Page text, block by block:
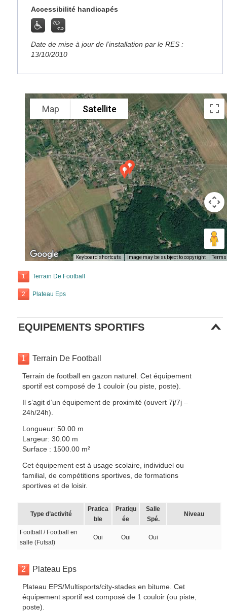
Accessibilité handicapés
Date de mise à jour de l’installation par le RES :
13/10/2010
Map Satellite
Keyboard shortcuts Image may be subject to copyright Terms
1 Terrain De Football
2 Plateau Eps
EQUIPEMENTS SPORTIFS
1 Terrain De Football
Terrain de football en gazon naturel. Cet équipement
sportif est composé de 1 couloir (ou piste, poste).
Il s’agit d’un équipement de proximité (ouvert 7j/7j –
24h/24h).
Longueur: 50.00 m
Largeur: 30.00 m
Surface : 1500.00 m²
Cet équipement est à usage scolaire, individuel ou
familial, de compétitions sportives, de formations
sportives et de loisir.
Type d’activité
Pratica
ble
Pratiqu
ée
Salle
Spé.
Niveau
Football / Football en
salle (Futsal)
Oui Oui Oui
2 Plateau Eps
Plateau EPS/Multisports/city-stades en bitume. Cet
équipement sportif est composé de 1 couloir (ou piste,
poste).